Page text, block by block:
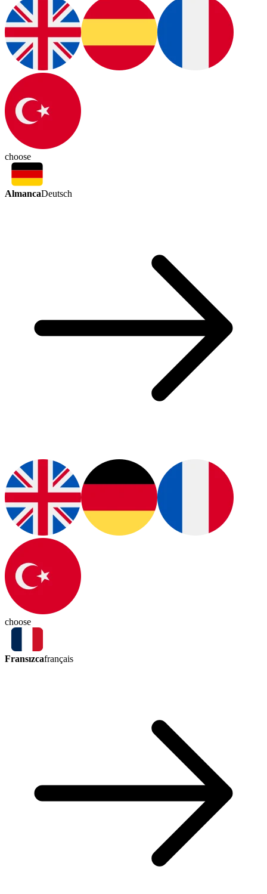
choose
AlmancaDeutsch
choose
Fransızcafrançais